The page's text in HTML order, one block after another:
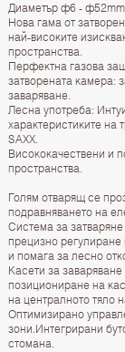
Диаметър ф6 - ф52mm
Нова гама от
най-високите
пространства.
Перфектна газова
затворената камера:
заваряване.
Лесна употреба:
характеристиките на
SAXX.
Висококачествени и
пространства.
Голям отварящ се
подравняването на
Система за
прецизно регулиране
и помага за лесно
Касети за
позициониране на
на централното тяло
Оптимизирано
зони.Интегрирани
стомана.